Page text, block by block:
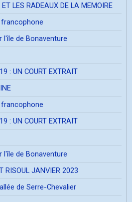
LES RADEAUX DE LA MEMOIRE
francophone
de Bonaventure
: UN COURT EXTRAIT
francophone
: UN COURT EXTRAIT
de Bonaventure
RISOUL JANVIER 2023
de Serre-Chevalier